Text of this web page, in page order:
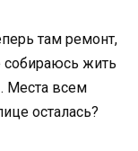
там ремонт,
собираюсь жить
Места всем
осталась?